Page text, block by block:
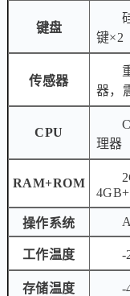
键盘
键×2
传感器
器，
CPU
理器
RAM+ROM
操作系统
工作温度 -
存储温度 -